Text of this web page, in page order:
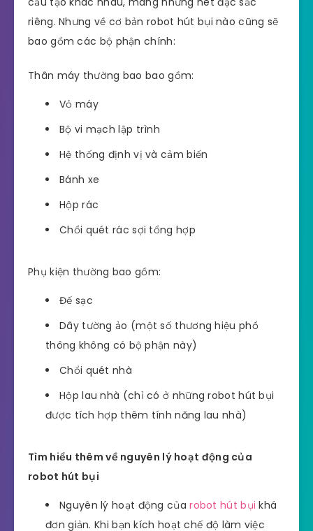
riêng. Nhưng về cơ bản robot hút bụi nào cũng sẽ
bao gồm các bộ phận chính:
Thân máy thường bao bao gồm:
Vỏ máy
Bộ vi mạch lập trình
Hệ thống định vị và cảm biến
Bánh xe
Hộp rác
Chổi quét rác sợi tổng hợp
Phụ kiện thường bao gồm:
Đế sạc
Dây tường ảo (một số thương hiệu phổ
thông không có bộ phận này)
Chổi quét nhà
Hộp lau nhà (chỉ có ở những robot hút bụi
được tích hợp thêm tính năng lau nhà)
Tìm hiểu thêm về nguyên lý hoạt động của
robot hút bụi
Nguyên lý hoạt động củarobot hút bụi khá
đơn giản. Khi bạn kích hoạt chế độ làm việc